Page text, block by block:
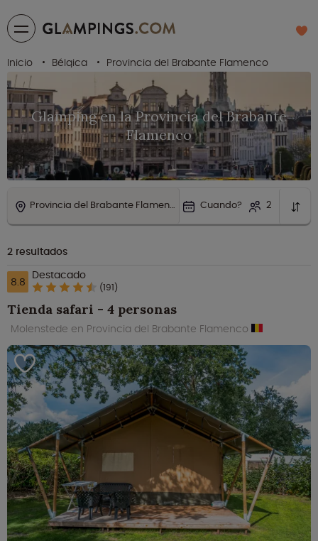
Inicio Bélgica Provincia del Brabante Flamenco
Glamping en la Provincia del Brabante
Flamenco
Provincia del Brabante Flamenco Cuando? 2
2 resultados
8.8 Destacado
(191)
Tienda safari - 4 personas
Molenstede en Provincia del Brabante Flamenco